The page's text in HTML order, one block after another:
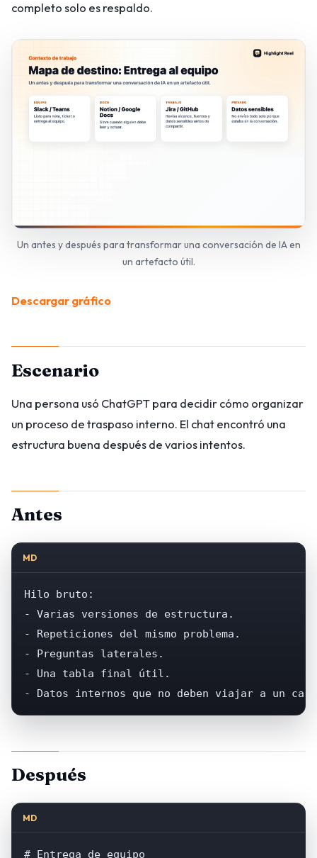
completo solo es respaldo.
Un antes y después para transformar una conversación de IA en
un artefacto útil.
Descargar gráfico
Escenario
Una persona usó ChatGPT para decidir cómo organizar
un proceso de traspaso interno. El chat encontró una
estructura buena después de varios intentos.
Antes
MD
Hilo bruto:
- Varias versiones de estructura.
- Repeticiones del mismo problema.
- Preguntas laterales.
- Una tabla final útil.
- Datos internos que no deben viajar a un
Después
MD
# Entrega de equipo